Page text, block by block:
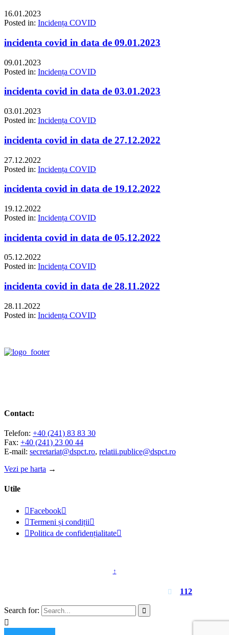
16.01.2023
Posted in: Incidența COVID
incidenta covid in data de 09.01.2023
09.01.2023
Posted in: Incidența COVID
incidenta covid in data de 03.01.2023
03.01.2023
Posted in: Incidența COVID
incidenta covid in data de 27.12.2022
27.12.2022
Posted in: Incidența COVID
incidenta covid in data de 19.12.2022
19.12.2022
Posted in: Incidența COVID
incidenta covid in data de 05.12.2022
05.12.2022
Posted in: Incidența COVID
incidenta covid in data de 28.11.2022
28.11.2022
Posted in: Incidența COVID
Contact:
Telefon: +40 (241) 83 83 30
Fax: +40 (241) 23 00 44
E-mail: secretariat@dspct.ro, relatii.publice@dspct.ro
Vezi pe harta →
Utile
Facebook
Termeni și condiții
Politica de confidențialitate
↑
 112
Search for: 
